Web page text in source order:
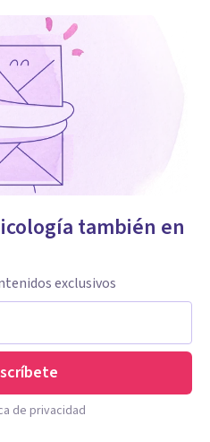
también en
exclusivos
de privacidad